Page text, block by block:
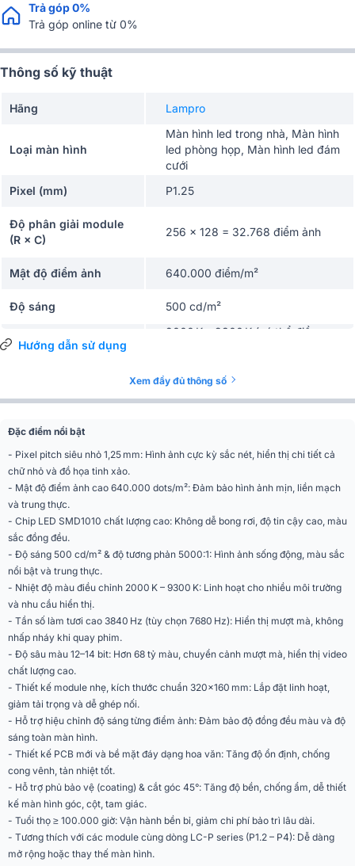
Trả góp 0%
Trả góp online từ 0%
Thông số kỹ thuật
Hãng Lampro
Loại màn hình
Màn hình led trong nhà, Màn hình
led phòng họp, Màn hình led đám
cưới
Pixel (mm)
P1.25
Độ phân giải module
(R × C)
256 × 128 = 32.768 điểm ảnh
Mật độ điểm ảnh 640.000 điểm/m²
Độ sáng 500 cd/m²
Nhiệt độ màu
2000 K – 9300 K (có thể điều
Hỗ trợ hiệu chỉnh độ
Góc chiếu sáng
(Ngang / Dọc)
140° / 140°
Độ đồng đều độ sáng /
màu
Độ tương phản 5000 / 1
Tần số khung hình
(Frame Rate)
60 Hz
Tốc độ làm tươi
(Refresh Rate)
chọn)
Công suất đầu vào tối
đa
586 W/m²
Công suất đầu vào
trung bình
Điện áp nguồn
số 47–63 Hz
Độ sâu xử lý màu
(Processing Depth)
12–14 bit
Hướng dẫn sử dụng
Xem đầy đủ thông số
Đặc điểm nổi bật
- Pixel pitch siêu nhỏ 1,25 mm: Hình ảnh cực kỳ sắc nét, hiển thị chi tiết cả
chữ nhỏ và đồ họa tinh xảo.
- Mật độ điểm ảnh cao 640.000 dots/m²: Đảm bảo hình ảnh mịn, liền mạch
và trung thực.
- Chip LED SMD1010 chất lượng cao: Không dễ bong rơi, độ tin cậy cao, màu
sắc đồng đều.
- Độ sáng 500 cd/m² & độ tương phản 5000:1: Hình ảnh sống động, màu sắc
nổi bật và trung thực.
- Nhiệt độ màu điều chỉnh 2000 K – 9300 K: Linh hoạt cho nhiều môi trường
và nhu cầu hiển thị.
- Tần số làm tươi cao 3840 Hz (tùy chọn 7680 Hz): Hiển thị mượt mà, không
nhấp nháy khi quay phim.
- Độ sâu màu 12–14 bit: Hơn 68 tỷ màu, chuyển cảnh mượt mà, hiển thị video
chất lượng cao.
- Thiết kế module nhẹ, kích thước chuẩn 320×160 mm: Lắp đặt linh hoạt,
giảm tải trọng và dễ ghép nối.
- Hỗ trợ hiệu chỉnh độ sáng từng điểm ảnh: Đảm bảo độ đồng đều màu và độ
sáng toàn màn hình.
- Thiết kế PCB mới và bề mặt đáy dạng hoa văn: Tăng độ ổn định, chống
cong vênh, tản nhiệt tốt.
- Hỗ trợ phủ bảo vệ (coating) & cắt góc 45°: Tăng độ bền, chống ẩm, dễ thiết
kế màn hình góc, cột, tam giác.
- Tuổi thọ ≥ 100.000 giờ: Vận hành bền bỉ, giảm chi phí bảo trì lâu dài.
- Tương thích với các module cùng dòng LC-P series (P1.2 – P4): Dễ dàng
mở rộng hoặc thay thế màn hình.